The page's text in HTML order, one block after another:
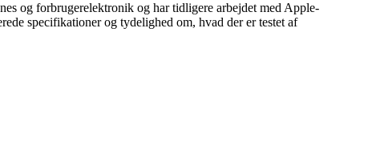
og forbrugerelektronik og har tidligere arbejdet med Apple-
specifikationer og tydelighed om, hvad der er testet af